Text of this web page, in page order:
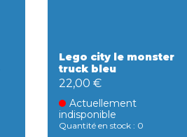
Lego city le monster
truck bleu
22,00 €
Actuellement
indisponible
Quantité en stock : 0